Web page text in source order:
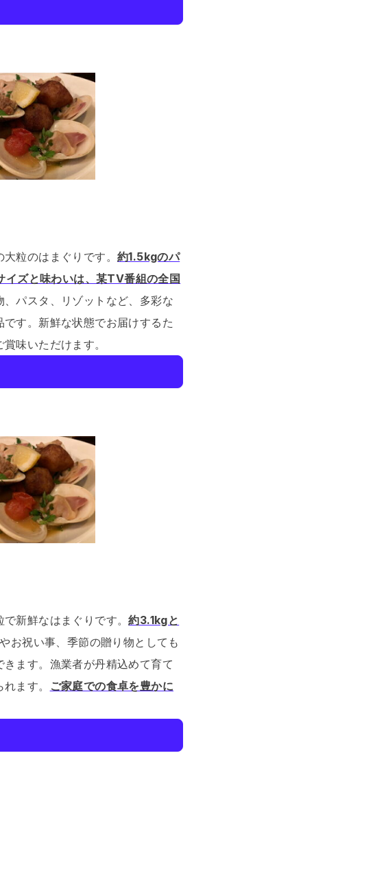
粒のはまぐりです。 約1.5kgのパ
イズと味わいは、某TV番組の全国
パスタ、リゾットなど、多彩な
す。 新鮮な状態でお届けするた
味いただけます。
で新鮮なはまぐりです。約3.1kgと
お祝い事、季節の贈り物としても
ます。 漁業者が丹精込めて育て
ます。
ご家庭での食卓を豊かに